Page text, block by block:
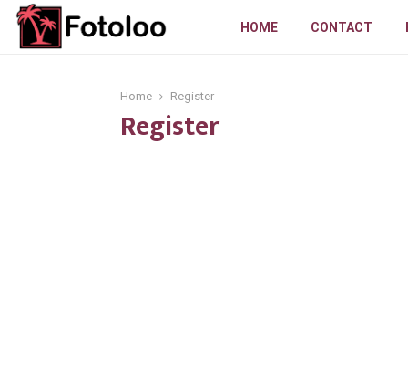
HOME CONTACT
Home Register
Register